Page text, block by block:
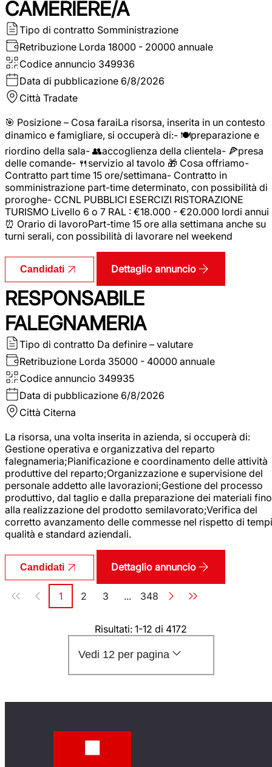
CAMERIERE/A
Tipo di contratto Somministrazione
Retribuzione Lorda 18000 - 20000 annuale
Codice annuncio 349936
Data di pubblicazione 6/8/2026
Città Tradate
🎯 Posizione – Cosa faraiLa risorsa, inserita in un contesto
dinamico e famigliare, si occuperà di:- 🍽️preparazione e
riordino della sala- 👥accoglienza della clientela- 🍕presa
delle comande- 🍴servizio al tavolo 🎁 Cosa offriamo-
Contratto part time 15 ore/settimana- Contratto in
somministrazione part-time determinato, con possibilità di
proroghe- CCNL PUBBLICI ESERCIZI RISTORAZIONE
TURISMO Livello 6 o 7 RAL : €18.000 - €20.000 lordi annui
⏰ Orario di lavoroPart-time 15 ore alla settimana anche su
turni serali, con possibilità di lavorare nel weekend
Candidati Dettaglio annuncio
RESPONSABILE
FALEGNAMERIA
Tipo di contratto Da definire – valutare
Retribuzione Lorda 35000 - 40000 annuale
Codice annuncio 349935
Data di pubblicazione 6/8/2026
Città Citerna
La risorsa, una volta inserita in azienda, si occuperà di:
Gestione operativa e organizzativa del reparto
falegnameria;Pianificazione e coordinamento delle attività
produttive del reparto;Organizzazione e supervisione del
personale addetto alle lavorazioni;Gestione del processo
produttivo, dal taglio e dalla preparazione dei materiali fino
alla realizzazione del prodotto semilavorato;Verifica del
corretto avanzamento delle commesse nel rispetto di
qualità e standard aziendali.
Candidati Dettaglio annuncio
Paginazione
Pagina
1 Pagina
2 Pagina
3 ... Pagina
348
Risultati: 1-12 di 4172
Vedi 12 per pagina